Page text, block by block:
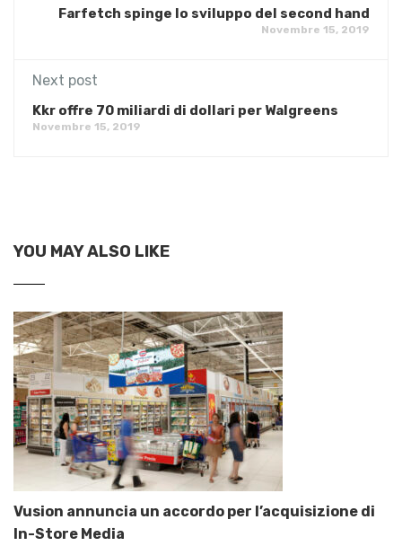
Farfetch spinge lo sviluppo del second hand
Novembre 15, 2019
Next post
Kkr offre 70 miliardi di dollari per Walgreens
Novembre 15, 2019
YOU MAY ALSO LIKE
Vusion annuncia un accordo per l’acquisizione di
In-Store Media